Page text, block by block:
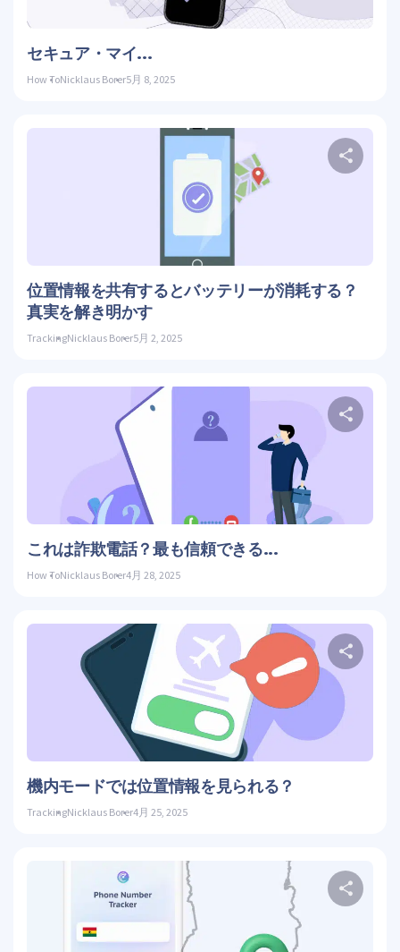
セキュア・マイ...
How ToNicklaus Borer5月 8, 2025
位置情報を共有するとバッテリーが消耗する？
真実を解き明かす
TrackingNicklaus Borer5月 2, 2025
ツイッ
これは詐欺電話？最も信頼できる...
How ToNicklaus Borer4月 28, 2025
ツイッ
機内モードでは位置情報を見られる？
TrackingNicklaus Borer4月 25, 2025